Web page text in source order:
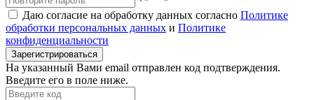
Даю согласие на обработку данных согласно Политике
обработки персональных данных и Политике
конфиденциальности
Зарегистрироваться
На указанный Вами email отправлен код подтверждения.
Введите его в поле ниже.